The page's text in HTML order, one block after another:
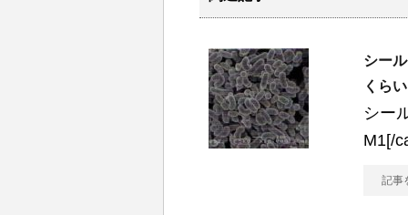
シー
くら
シー
M1[/
記事